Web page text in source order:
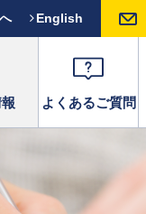
English
よくあるご質問